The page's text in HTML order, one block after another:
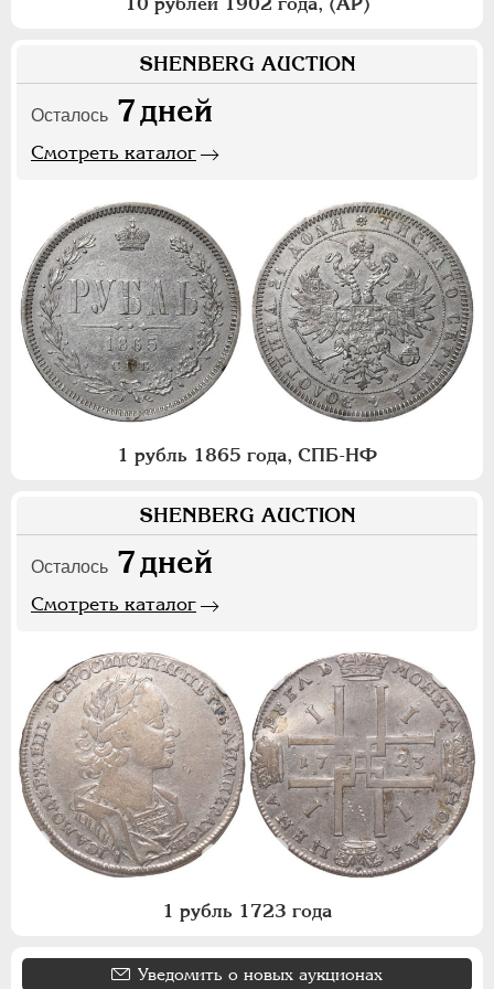
SHENBERG AUCTION
Осталось 7дней
Смотреть каталог
1 рубль 1865 года, СПБ-НФ
SHENBERG AUCTION
Осталось 7дней
Смотреть каталог
1 рубль 1723 года
Уведомить о новых аукционах